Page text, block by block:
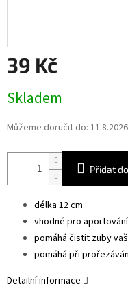
39 Kč
cena:
Skladem
Můžeme doručit do: 11.8.2026
Přidat
délka 12 cm
vhodné pro aportování
pomáhá čistit zuby
pomáhá při
Detailní informace